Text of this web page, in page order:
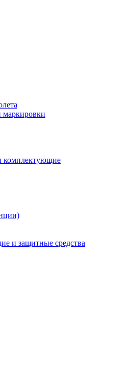
маркировки
комплектующие
и защитные средства